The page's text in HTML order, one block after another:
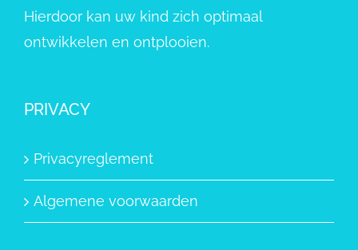
Hierdoor kan uw kind zich optimaal
ontwikkelen en ontplooien.
PRIVACY
Privacyreglement
Algemene voorwaarden